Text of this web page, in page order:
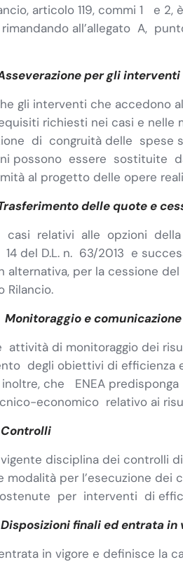
articolo 119, commi 1
all’allegato A,
per gli
gli interventi che accedono
richiesti nei casi e nelle
di congruità delle
possono essere sostituite
al progetto delle opere
delle quote e
relativi alle opzioni della
14 del D.L. n. 63/2013 e
alternativa, per la cessione
Rilancio.
Monitoraggio e
attività di monitoraggio dei
degli obiettivi di
che ENEA predisponga
economico relativo ai
vigente disciplina dei controlli
modalità per l’esecuzione
per interventi di
finali ed entrata in
in vigore e definisce la